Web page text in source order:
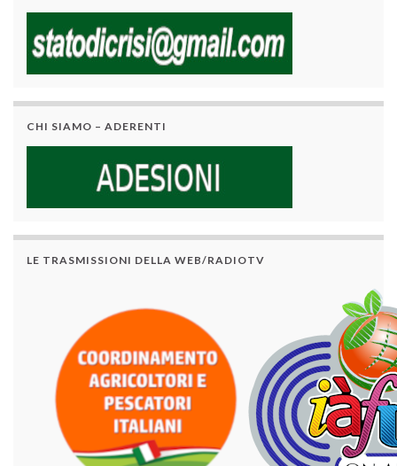
CHI SIAMO – ADERENTI
LE TRASMISSIONI DELLA WEB/RADIOTV